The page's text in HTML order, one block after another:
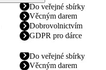
Do veřejné sbírky
Věcným darem
Dobrovolnictvím
GDPR pro dárce
Do veřejné sbírky
Věcným darem